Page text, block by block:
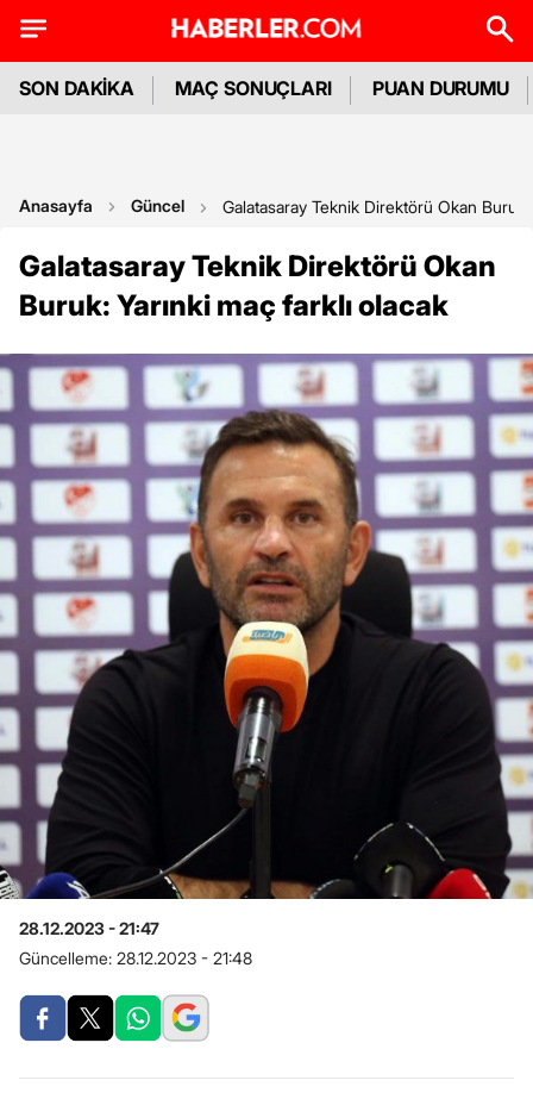
SON DAKİKA MAÇ SONUÇLARI PUAN DURUMU
Anasayfa Güncel Galatasaray Teknik Direktörü Okan Buruk:
Galatasaray Teknik Direktörü Okan
Buruk: Yarınki maç farklı olacak
28.12.2023 - 21:47
Güncelleme: 28.12.2023 - 21:48